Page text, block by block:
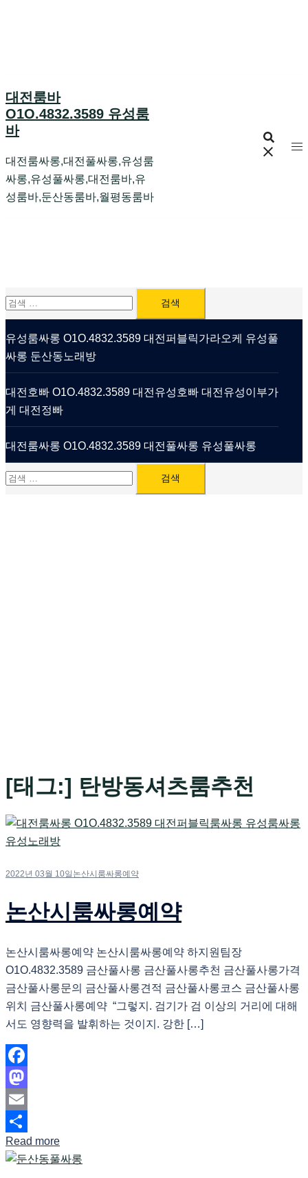
대전룸바
O1O.4832.3589 유성룸
바
대전룸싸롱,대전풀싸롱,유성룸
싸롱,유성풀싸롱,대전룸바,유
성룸바,둔산동룸바,월평동룸바
검
색:
유성룸싸롱 O1O.4832.3589 대전퍼블릭가라오케 유성풀
싸롱 둔산동노래방
대전호빠 O1O.4832.3589 대전유성호빠 대전유성이부가
게 대전정빠
대전룸싸롱 O1O.4832.3589 대전풀싸롱 유성풀싸롱
검
색:
[태그:] 탄방동셔츠룸추천
2022년 03월 10일 논산시룸싸롱예약
논산시룸싸롱예약
논산시룸싸롱예약 논산시룸싸롱예약 하지원팀장
O1O.4832.3589 금산풀사롱 금산풀사롱추천 금산풀사롱가격
금산풀사롱문의 금산풀사롱견적 금산풀사롱코스 금산풀사롱
위치 금산풀사롱예약 “그렇지. 검기가 검 이상의 거리에 대해
서도 영향력을 발휘하는 것이지. 강한 […]
Facebook
Mastodon
Email
Share
Read more